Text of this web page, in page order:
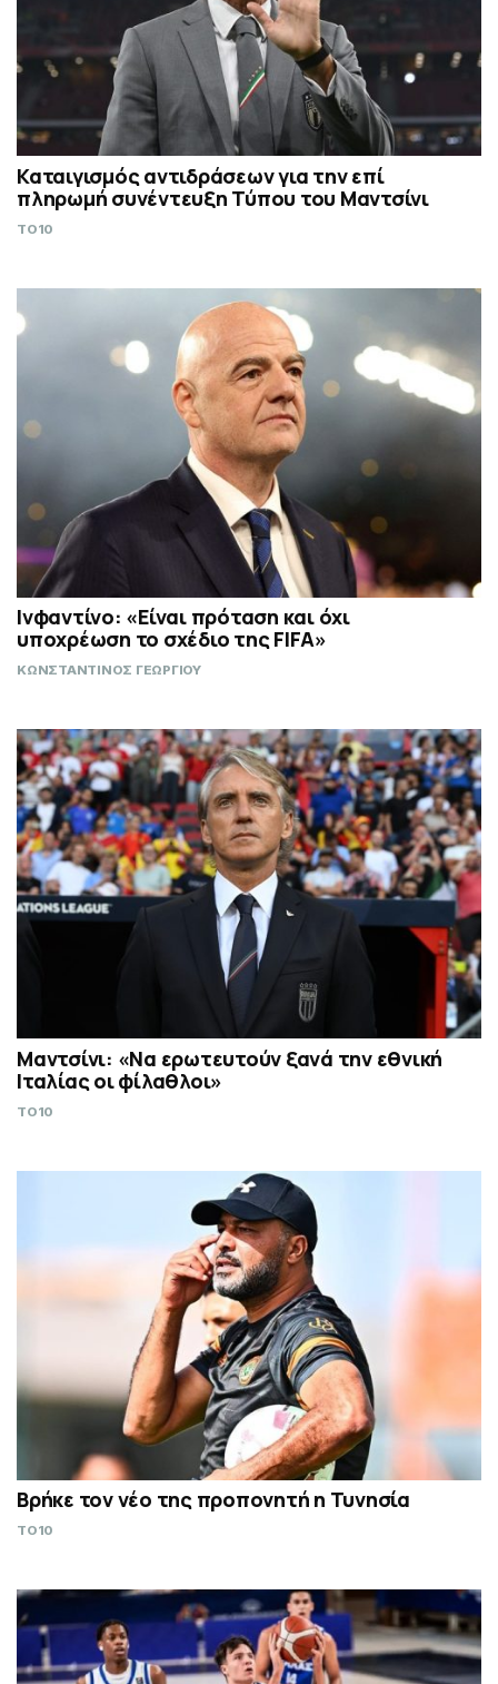
Καταιγισμός αντιδράσεων για την επί
πληρωμή συνέντευξη Τύπου του Μαντσίνι
TO10
Ινφαντίνο: «Είναι πρόταση και όχι
υποχρέωση το σχέδιο της FIFA»
ΚΩΝΣΤΑΝΤΙΝΟΣ ΓΕΩΡΓΙΟΥ
Μαντσίνι: «Να ερωτευτούν ξανά την εθνική
Ιταλίας οι φίλαθλοι»
TO10
Βρήκε τον νέο της προπονητή η Τυνησία
TO10